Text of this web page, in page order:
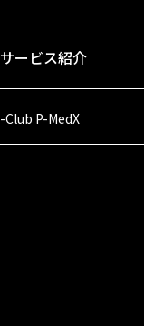
サービス紹介
-Club P-MedX